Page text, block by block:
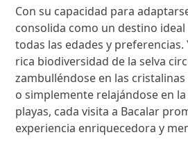
Con su capacidad para
consolida como un destino
todas las edades y preferencias.
rica biodiversidad de la selva
zambulléndose en las
o simplemente relajándose en
playas, cada visita a Bacalar
experiencia enriquecedora y